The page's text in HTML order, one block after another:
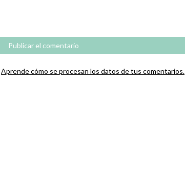
Aprende cómo se procesan los datos de tus comentarios.